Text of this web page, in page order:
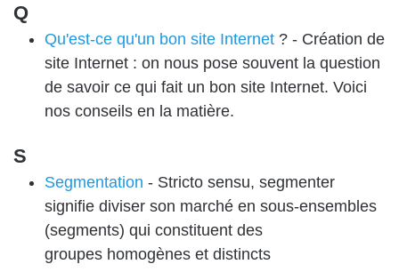
Q
Qu'est-ce qu'un bon site Internet ? - Création de
site Internet : on nous pose souvent la question
de savoir ce qui fait un bon site Internet. Voici
nos conseils en la matière.
S
Segmentation - Stricto sensu, segmenter
signifie diviser son marché en sous-ensembles
(segments) qui constituent des
groupes homogènes et distincts